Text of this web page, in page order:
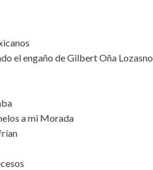
el engaño de Gilbert Oña Lozasno
a mi Morada